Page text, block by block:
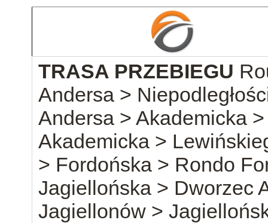
TRASA PRZEBIEGU
Andersa >
Andersa > Akademicka
Akademicka >
> Fordońska > Rondo
Jagiellońska > Dworzec
Jagiellonów >